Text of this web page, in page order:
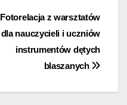
Fotorelacja z warsztatów
dla nauczycieli i uczniów
instrumentów dętych
blaszanych